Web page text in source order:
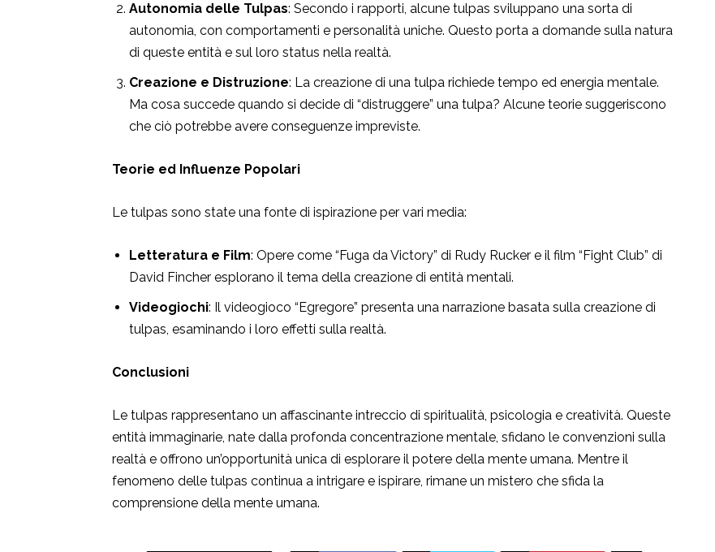
Autonomia delle Tulpas: Secondo i rapporti, alcune tulpas sviluppano una sorta di
autonomia, con comportamenti e personalità uniche. Questo porta a domande sulla natura
di queste entità e sul loro status nella realtà.
Creazione e Distruzione: La creazione di una tulpa richiede tempo ed energia mentale.
Ma cosa succede quando si decide di “distruggere” una tulpa? Alcune teorie suggeriscono
che ciò potrebbe avere conseguenze impreviste.
Teorie ed Influenze Popolari
Le tulpas sono state una fonte di ispirazione per vari media:
Letteratura e Film: Opere come “Fuga da Victory” di Rudy Rucker e il film “Fight Club” di
David Fincher esplorano il tema della creazione di entità mentali.
Videogiochi: Il videogioco “Egregore” presenta una narrazione basata sulla creazione di
tulpas, esaminando i loro effetti sulla realtà.
Conclusioni
Le tulpas rappresentano un affascinante intreccio di spiritualità, psicologia e creatività. Queste
entità immaginarie, nate dalla profonda concentrazione mentale, sfidano le convenzioni sulla
realtà e offrono un’opportunità unica di esplorare il potere della mente umana. Mentre il
fenomeno delle tulpas continua a intrigare e ispirare, rimane un mistero che sfida la
comprensione della mente umana.